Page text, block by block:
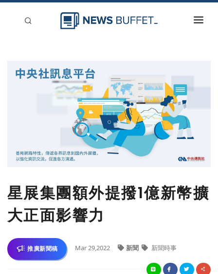
星展集團額外提撥1億新幣擴
大正面影響力
推廣新聞稿 Mar 29,2022 新聞 新聞時事